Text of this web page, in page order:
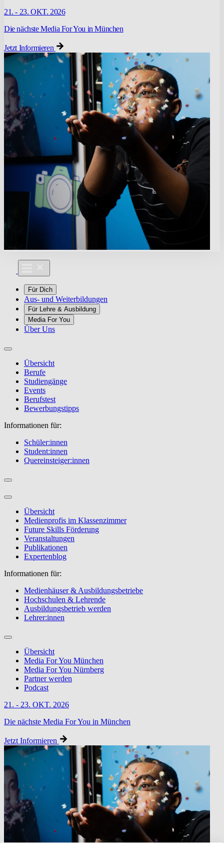
21. - 23. OKT. 2026
Die nächste Media For You in München
Jetzt Informieren
Für Dich
Aus- und Weiterbildungen
Für Lehre & Ausbildung
Media For You
Über Uns
Übersicht
Berufe
Studiengänge
Events
Berufstest
Bewerbungstipps
Informationen für:
Schüler:innen
Student:innen
Quereinsteiger:innen
Übersicht
Medienprofis im Klassenzimmer
Future Skills Förderung
Veranstaltungen
Publikationen
Expertenblog
Informationen für:
Medienhäuser & Ausbildungsbetriebe
Hochschulen & Lehrende
Ausbildungsbetrieb werden
Lehrer:innen
Übersicht
Media For You München
Media For You Nürnberg
Partner werden
Podcast
21. - 23. OKT. 2026
Die nächste Media For You in München
Jetzt Informieren